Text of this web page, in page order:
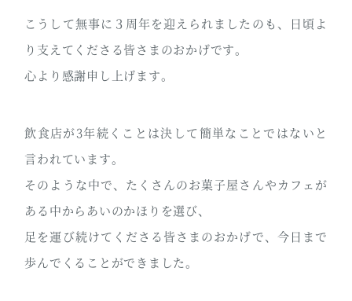
こうして無事に３周年を迎えられましたのも、日頃よ
り支えてくださる皆さまのおかげです。
心より感謝申し上げます。
飲食店が3年続くことは決して簡単なことではないと
言われています。
そのような中で、たくさんのお菓子屋さんやカフェが
ある中からあいのかほりを選び、
足を運び続けてくださる皆さまのおかげで、今日まで
歩んでくることができました。